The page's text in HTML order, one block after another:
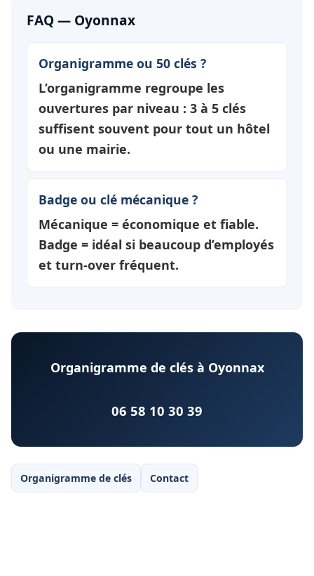
FAQ — Oyonnax
Organigramme ou 50 clés ?
L’organigramme regroupe les
ouvertures par niveau : 3 à 5 clés
suffisent souvent pour tout un hôtel
ou une mairie.
Badge ou clé mécanique ?
Mécanique = économique et fiable.
Badge = idéal si beaucoup d’employés
et turn-over fréquent.
Organigramme de clés à Oyonnax
06 58 10 30 39
Organigramme de clés Contact